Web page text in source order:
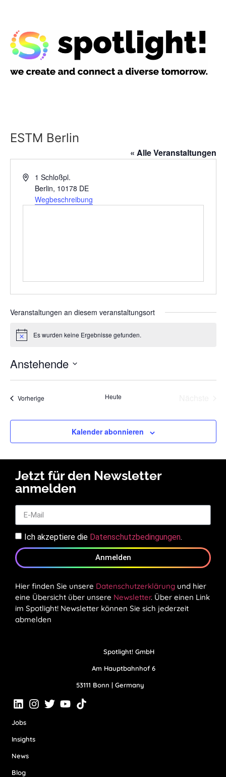
ESTM Berlin
« Alle Veranstaltungen
Adresse1 Schloßpl.
Berlin, 10178 DE
Wegbeschreibung
Veranstaltungen an diesem veranstaltungsort
HinweisEs wurden keine Ergebnisse gefunden.
Anstehende
wählen.
VorherigeVeranstaltungen Heute
Kalender abonnieren
Jetzt für den Newsletter
anmelden
Ich akzeptiere die Datenschutzbedingungen.
Anmelden
Hier finden Sie unsere Datenschutzerklärung und hier
eine Übersicht über unsere Newsletter. Über einen Link
im Spotlight! Newsletter können Sie sich jederzeit
abmelden
Spotlight! GmbH
Am Hauptbahnhof 6
53111 Bonn | Germany
Jobs
Insights
News
Blog